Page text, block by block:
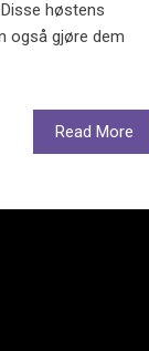
høstens
også gjøre dem
Read More